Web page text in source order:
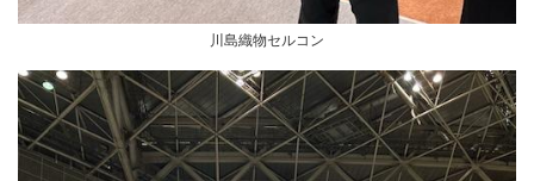
川島織物セルコン